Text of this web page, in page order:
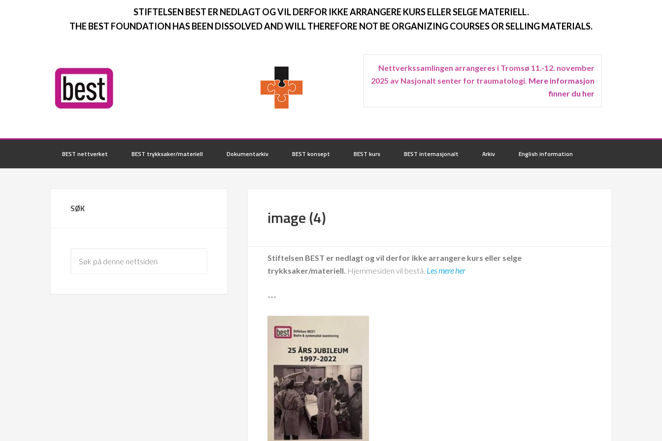
STIFTELSEN BEST ER NEDLAGT OG VIL DERFOR IKKE ARRANGERE KURS ELLER SELGE MATERIELL.
THE BEST FOUNDATION HAS BEEN DISSOLVED AND WILL THEREFORE NOT BE ORGANIZING COURSES OR SELLING MATERIALS.
Nettverkssamlingen arrangeres i Tromsø 11.-12. november
2025 av Nasjonalt senter for traumatologi. Mere informasjon
finner du her
BEST nettverket BEST trykksaker/materiell Dokumentarkiv BEST konsept BEST kurs BEST internasjonalt Arkiv English information
image (4)
Stiftelsen BEST er nedlagt og vil derfor ikke arrangere kurs eller selge
trykksaker/materiell. Hjemmesiden vil bestå. Les mere her
---
SØK